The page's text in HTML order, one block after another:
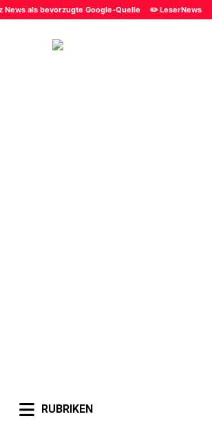
News als bevorzugte Google-Quelle ✏️ LeserNews
RUBRIKEN